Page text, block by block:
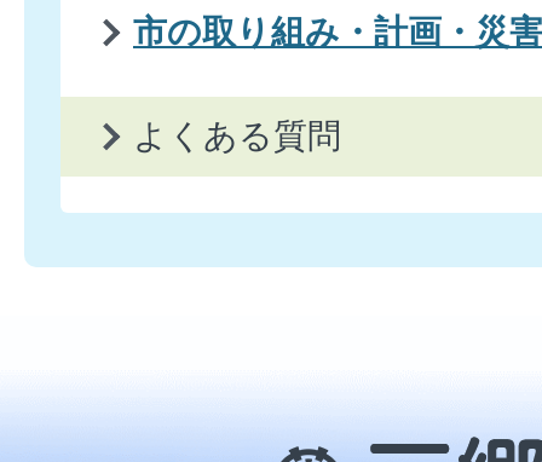
市の取り組み・計画・災
よくある質問